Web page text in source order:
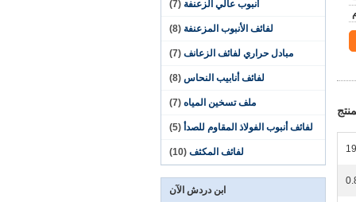
أنبوب عالي الزعنفة (7)
لفائف الأنبوب المزعنفة (8)
مبادل حراري لفائف الزعانف (7)
لفائف أنابيب النحاس (8)
ملف تسخين المياه (7)
لفائف أنبوب الفولاذ المقاوم للصدأ (5)
لفائف المكثف (10)
ابن دردش الآن